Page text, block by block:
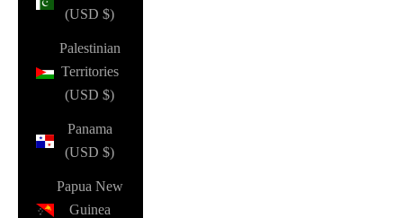
(USD $)
Palestinian
Territories
(USD $)
Panama
(USD $)
Papua New
Guinea